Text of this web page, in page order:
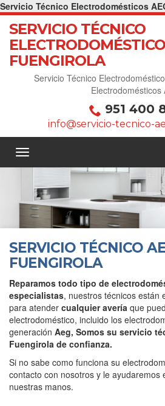
Servicio Técnico Electrodomésticos
SERVICIO TÉCNICO
FUENGIROLA
Servicio Técnico
Electrodomésticos
951 400
info@servicio-tecnico-
SERVICIO TÉCNICO
FUENGIROLA
Reparamos todo tipo de
especialistas, nuestros técnicos están
para atender cualquier avería que
electrodoméstico, incluido los
generación Aeg, Somos su servicio
Fuengirola de confianza.
Si no sabe como funciona su
contacto con nosotros y le ayudaremos
nuestras manos.